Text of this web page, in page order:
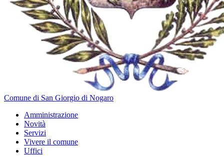
Comune di San Giorgio di Nogaro
Amministrazione
Novità
Servizi
Vivere il comune
Uffici